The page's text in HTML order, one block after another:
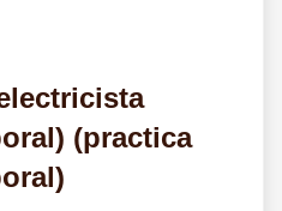
(practica